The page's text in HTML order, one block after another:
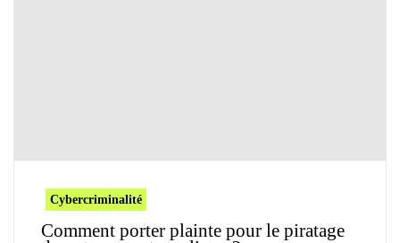
Cybercriminalité
Comment porter plainte pour le piratage